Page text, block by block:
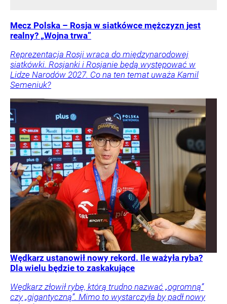
Mecz Polska – Rosja w siatkówce mężczyzn jest
realny? „Wojna trwa”
Reprezentacja Rosji wraca do międzynarodowej
siatkówki. Rosjanki i Rosjanie będą występować w
Lidze Narodów 2027. Co na ten temat uważa Kamil
Semeniuk?
Wędkarz ustanowił nowy rekord. Ile ważyła ryba?
Dla wielu będzie to zaskakujące
Wędkarz złowił rybę, którą trudno nazwać „ogromną”
czy „gigantyczną”. Mimo to wystarczyła by padł nowy